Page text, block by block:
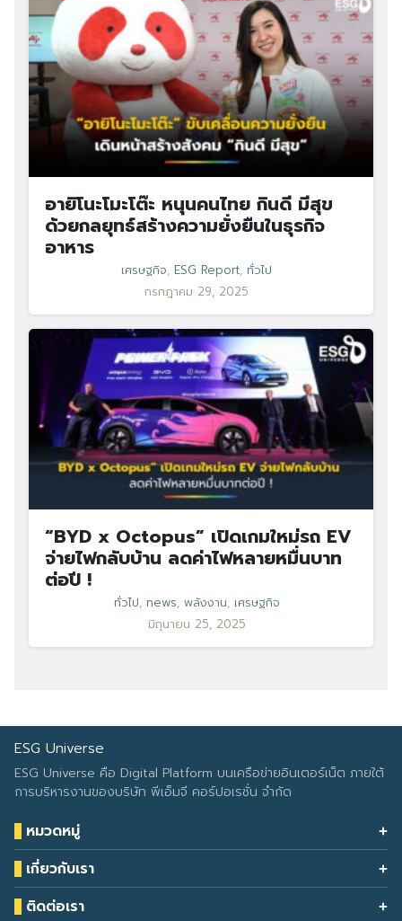
อายิโนะโมะโต๊ะ หนุนคนไทย กินดี มีสุข
ด้วยกลยุทธ์สร้างความยั่งยืนในธุรกิจ
อาหาร
เศรษฐกิจ, ESG Report, ทั่วไป
กรกฎาคม 29, 2025
“BYD x Octopus” เปิดเกมใหม่รถ EV
จ่ายไฟกลับบ้าน ลดค่าไฟหลายหมื่นบาท
ต่อปี !
ทั่วไป, news, พลังงาน, เศรษฐกิจ
มิถุนายน 25, 2025
ESG Universe
ESG Universe คือ Digital Platform บนเครือข่ายอินเตอร์เน็ต ภายใต้
การบริหารงานของบริษัท พีเอ็มจี คอร์ปอเรชั่น จำกัด
หมวดหมู่
Health & Wellness
Eco Icon
ESG Data
เกี่ยวกับเรา
Our Services
About Us
ติดต่อเรา